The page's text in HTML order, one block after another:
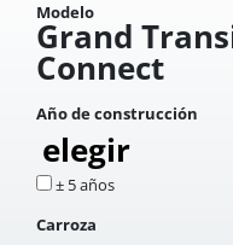
Modelo
Grand
Connect
Año de construcción
± 5 años
Carroza